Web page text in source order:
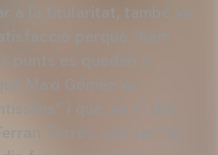
a la titularitat, també va
perquè “hem
punts es queden a
Maxi Gómez va
i que, en el dia
Torres, van ser “el